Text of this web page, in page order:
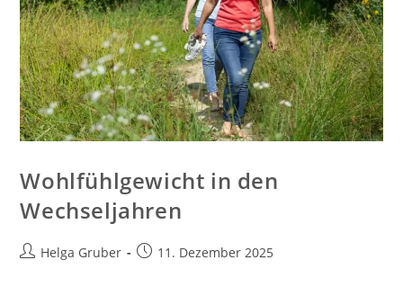
Wohlfühlgewicht in den
Wechseljahren
Beitrags-
Helga Gruber
Beitrag11. Dezember 2025